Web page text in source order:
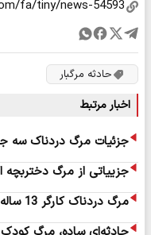
حادثه مرگبار
اخبار مرتبط
جزئیات مرگ دردناک سه
جزییاتی از مرگ دختربچه
مرگ دردناک کارگر 13 ساله به دلیل گیر کردن بالابر